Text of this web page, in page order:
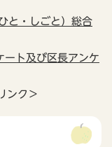
と・しごと）総合
ート及び区長アンケ
ンク＞